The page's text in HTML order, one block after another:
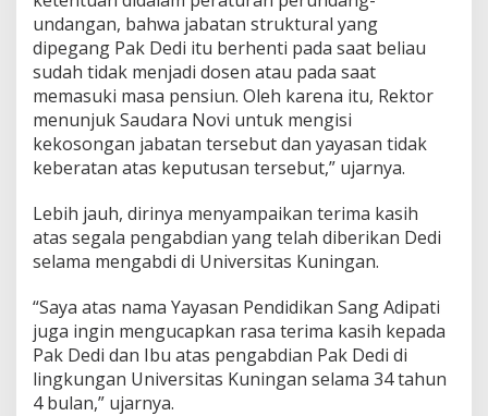
undangan, bahwa jabatan struktural yang
dipegang Pak Dedi itu berhenti pada saat beliau
sudah tidak menjadi dosen atau pada saat
memasuki masa pensiun. Oleh karena itu, Rektor
menunjuk Saudara Novi untuk mengisi
kekosongan jabatan tersebut dan yayasan tidak
keberatan atas keputusan tersebut,” ujarnya.
Lebih jauh, dirinya menyampaikan terima kasih
atas segala pengabdian yang telah diberikan Dedi
selama mengabdi di Universitas Kuningan.
“Saya atas nama Yayasan Pendidikan Sang Adipati
juga ingin mengucapkan rasa terima kasih kepada
Pak Dedi dan Ibu atas pengabdian Pak Dedi di
lingkungan Universitas Kuningan selama 34 tahun
4 bulan,” ujarnya.